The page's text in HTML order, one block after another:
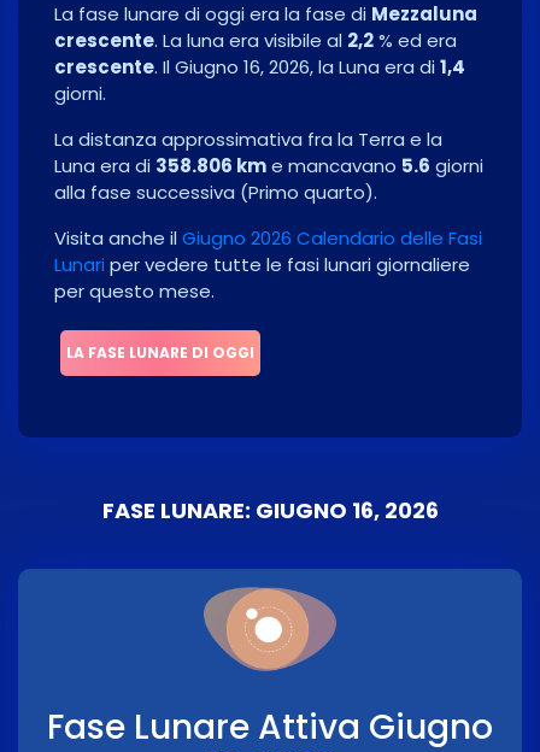
La fase lunare di oggi era la fase di Mezzaluna
crescente. La luna era visibile al 2,2% ed era
crescente. Il Giugno 16, 2026, la Luna era di 1,4
giorni.
La distanza approssimativa fra la Terra e la
Luna era di 358.806 kme mancavano 5.6 giorni
alla fase successiva (Primo quarto).
Visita anche il Giugno 2026 Calendario delle Fasi
Lunari per vedere tutte le fasi lunari giornaliere
per questo mese.
LA FASE LUNARE DI OGGI
FASE LUNARE: GIUGNO 16, 2026
Fase Lunare Attiva Giugno